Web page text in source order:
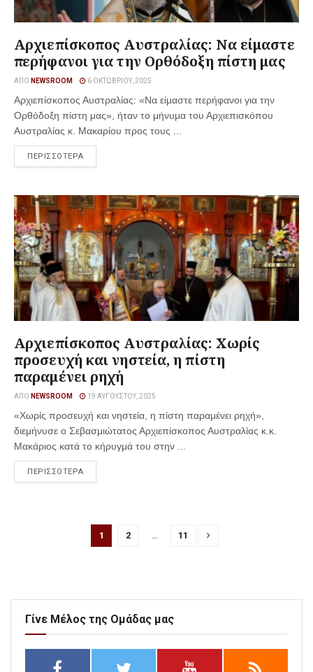
Αρχιεπίσκοπος Αυστραλίας: Να είμαστε
περήφανοι για την Ορθόδοξη πίστη μας
ΑΠΌ NEWSROOM 6 ΟΚΤΩΒΡΊΟΥ, 2025
Αρχιεπίσκοπος Αυστραλίας: «Να είμαστε περήφανοι για την
Ορθόδοξη πίστη μας», ήταν το μήνυμα του Αρχιεπισκόπου
Αυστραλίας κ. Μακαρίου προς τους ...
ΠΕΡΙΣΣΟΤΕΡΑ
Αρχιεπίσκοπος Αυστραλίας: Χωρίς
προσευχή και νηστεία, η πίστη
παραμένει ρηχή
ΑΠΌ NEWSROOM 19 ΑΥΓΟΎΣΤΟΥ, 2025
«Χωρίς προσευχή και νηστεία, η πίστη παραμένει ρηχή»,
διεμήνυσε ο Σεβασμιώτατος Αρχιεπίσκοπος Αυστραλίας κ.κ.
Μακάριος κατά το κήρυγμά του στην ...
ΠΕΡΙΣΣΟΤΕΡΑ
1 2 … 11
Γίνε Μέλος της Ομάδας μας